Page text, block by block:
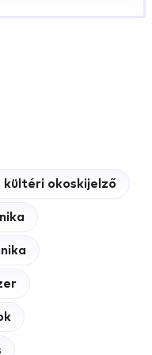
okoskijelző